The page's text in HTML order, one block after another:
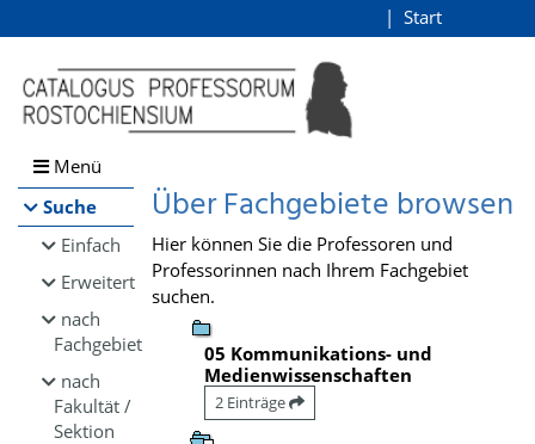
Browsen
direkt zum Inhalt
Start
Menü
Suche
Einfach
Erweitert
nach
Fachgebiet
nach
Fakultät /
Sektion
Über Fachgebiete browsen
Hier können Sie die Professoren und
Professorinnen nach Ihrem Fachgebiet
suchen.
05 Kommunikations- und
Medienwissenschaften
2 Einträge